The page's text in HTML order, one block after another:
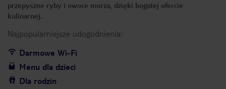
przepyszne ryby i owoce morza, dzięki bogatej ofercie
kulinarnej.
Najpopularniejsze udogodnienia:
Darmowe Wi-Fi
Menu dla dzieci
Dla rodzin